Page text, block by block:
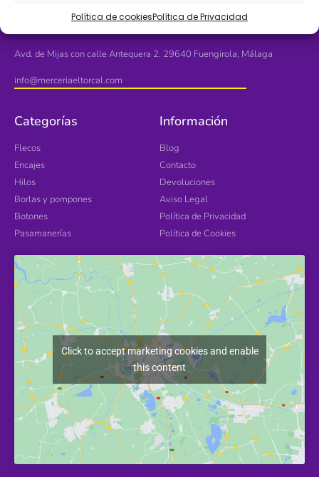
Política de cookiesPolítica de Privacidad
Avd. de Mijas con calle Antequera 2. 29640 Fuengirola, Málaga
info@merceriaeltorcal.com
Categorías
Flecos
Encajes
Hilos
Borlas y pompones
Botones
Pasamanerías
Información
Blog
Contacto
Devoluciones
Aviso Legal
Política de Privacidad
Política de Cookies
Click to accept marketing cookies and enable
this content